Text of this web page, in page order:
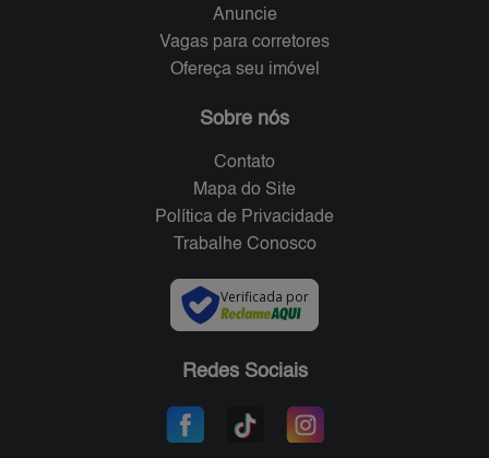
Anuncie
Vagas para corretores
Ofereça seu imóvel
Sobre nós
Contato
Mapa do Site
Política de Privacidade
Trabalhe Conosco
Verificada por
Redes Sociais